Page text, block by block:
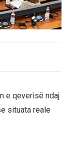
e qeverisë ndaj
situata reale